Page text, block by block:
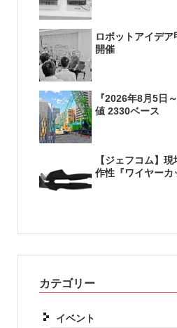
ロボットアイデ
開催
『2026年8月5
値 2330ベース
【ジェフコム】
作性『ワイヤーカ
カテゴリー
イベント